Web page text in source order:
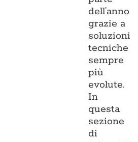
dell’anno
grazie a
soluzioni
tecniche
sempre
più
evolute.
In
questa
sezione
di